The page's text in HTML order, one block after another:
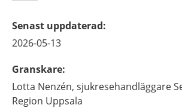
Senast uppdaterad:
2026-05-13
Granskare:
Lotta Nenzén, sjukresehandläggare
Region Uppsala